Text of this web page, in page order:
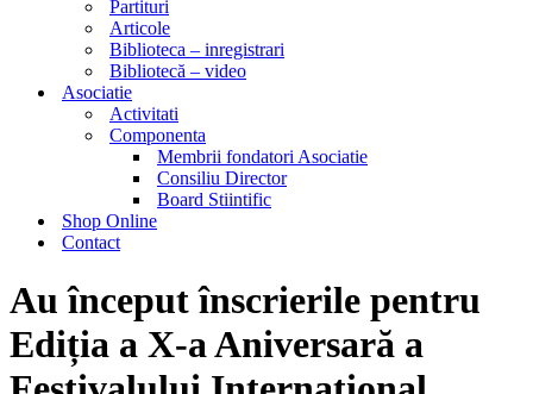
Partituri
Articole
Biblioteca – inregistrari
Bibliotecă – video
Asociatie
Activitati
Componenta
Membrii fondatori Asociatie
Consiliu Director
Board Stiintific
Shop Online
Contact
Au început înscrierile pentru
Ediția a X-a Aniversară a